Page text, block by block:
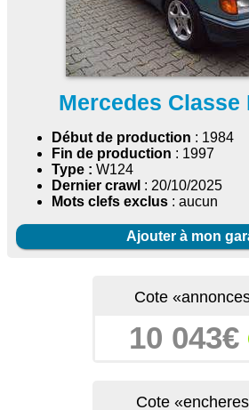
Mercedes Classe
Début de production : 1984
Fin de production : 1997
Type : W124
Dernier crawl : 20/10/2025
Mots clefs exclus : aucun
Ajouter à mon
Cote
10 043€
Cote